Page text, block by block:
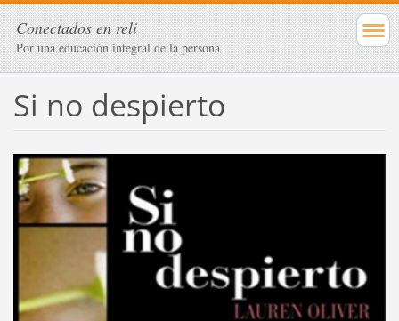
Conectados en reli
Por una educación integral de la persona
Si no despierto